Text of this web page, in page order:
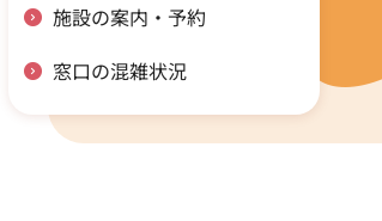
施設の案内・予約
窓口の混雑状況